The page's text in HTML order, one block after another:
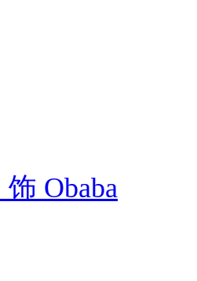
Obaba